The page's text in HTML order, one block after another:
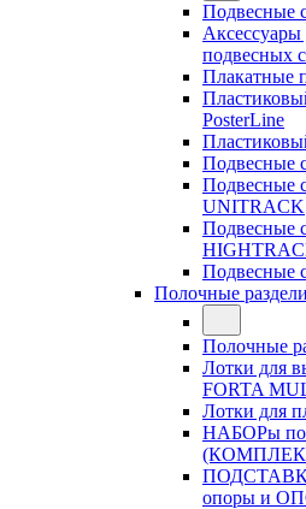
Подвесные
подвесных
Плакатные
PosterLine
Подвесные
Подвесные
UNITRACK
Подвесные
Подвесные
Полочные
Полочные
Лотки для
FORTA
Лотки для
НАБОРы
опоры и